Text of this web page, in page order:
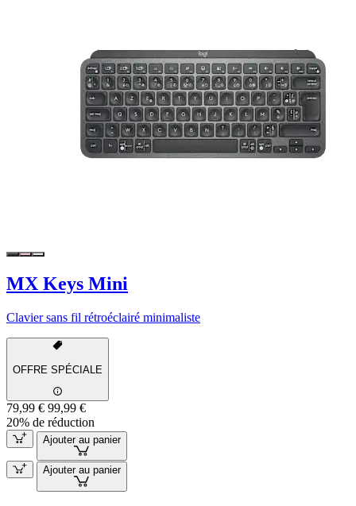
MX Keys Mini
Clavier sans fil rétroéclairé minimaliste
OFFRE SPÉCIALE
79,99 € 99,99 €
20% de réduction
Ajouter au panier
Ajouter au panier